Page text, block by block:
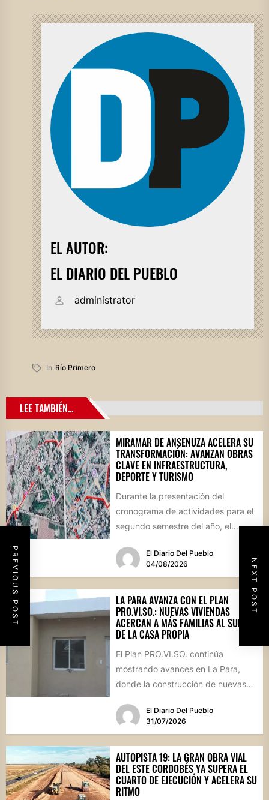
EL AUTOR:
EL DIARIO DEL PUEBLO
administrator
In Río Primero
PREVIOUS POST NEXT POST
LEE TAMBIÉN...
MIRAMAR DE ANSENUZA ACELERA SU
TRANSFORMACIÓN: AVANZAN OBRAS
CLAVE EN INFRAESTRUCTURA,
DEPORTE Y TURISMO
Durante la presentación del
cronograma de actividades para el
segundo semestre del año, el
el estado...El Diario Del Pueblo
04/08/2026
LA PARA AVANZA CON EL PLAN
PRO.VI.SO.: NUEVAS VIVIENDAS
ACERCAN A MÁS FAMILIAS AL SUEÑO
DE LA CASA PROPIA
El Plan PRO.VI.SO. continúa
mostrando avances en La Para,
donde la construcción de nuevas
a...
El Diario Del Pueblo
31/07/2026
AUTOPISTA 19: LA GRAN OBRA VIAL
DEL ESTE CORDOBÉS YA SUPERA EL
CUARTO DE EJECUCIÓN Y ACELERA SU
RITMO